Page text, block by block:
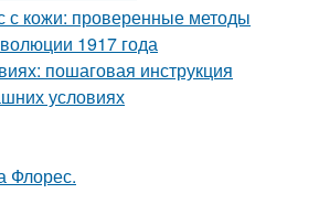
с кожи: проверенные методы
1917 года
пошаговая инструкция
условиях
Флорес.